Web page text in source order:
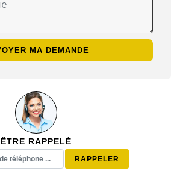
ÊTRE RAPPELÉ